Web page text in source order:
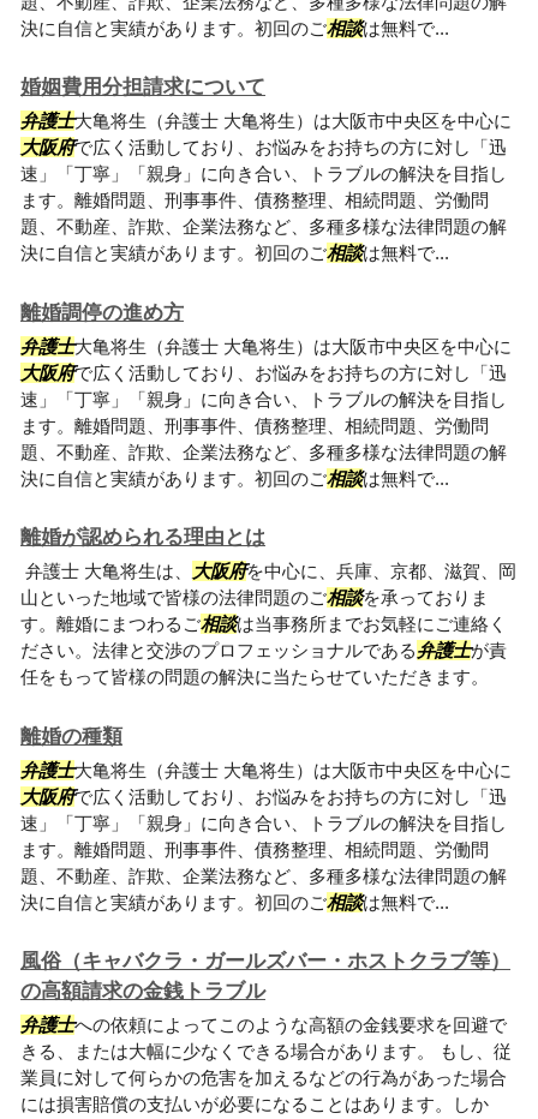
決に自信と実績があります。初回のご相談は無料で...
婚姻費用分担請求について
弁護士大亀将生（弁護士 大亀将生）は大阪市中央区を中心に
大阪府で広く活動しており、お悩みをお持ちの方に対し「迅
速」「丁寧」「親身」に向き合い、トラブルの解決を目指し
ます。離婚問題、刑事事件、債務整理、相続問題、労働問
題、不動産、詐欺、企業法務など、多種多様な法律問題の解
決に自信と実績があります。初回のご相談は無料で...
離婚調停の進め方
弁護士大亀将生（弁護士 大亀将生）は大阪市中央区を中心に
大阪府で広く活動しており、お悩みをお持ちの方に対し「迅
速」「丁寧」「親身」に向き合い、トラブルの解決を目指し
ます。離婚問題、刑事事件、債務整理、相続問題、労働問
題、不動産、詐欺、企業法務など、多種多様な法律問題の解
決に自信と実績があります。初回のご相談は無料で...
離婚が認められる理由とは
弁護士 大亀将生は、 大阪府を中心に、兵庫、京都、滋賀、岡
山といった地域で皆様の法律問題のご相談を承っておりま
す。離婚にまつわるご相談は当事務所までお気軽にご連絡く
ださい。法律と交渉のプロフェッショナルである弁護士が責
任をもって皆様の問題の解決に当たらせていただきます。
離婚の種類
弁護士大亀将生（弁護士 大亀将生）は大阪市中央区を中心に
大阪府で広く活動しており、お悩みをお持ちの方に対し「迅
速」「丁寧」「親身」に向き合い、トラブルの解決を目指し
ます。離婚問題、刑事事件、債務整理、相続問題、労働問
題、不動産、詐欺、企業法務など、多種多様な法律問題の解
決に自信と実績があります。初回のご相談は無料で...
風俗（キャバクラ・ガールズバー・ホストクラブ等）
の高額請求の金銭トラブル
弁護士への依頼によってこのような高額の金銭要求を回避で
きる、または大幅に少なくできる場合があります。 もし、従
業員に対して何らかの危害を加えるなどの行為があった場合
には損害賠償の支払いが必要になることはあります。しか